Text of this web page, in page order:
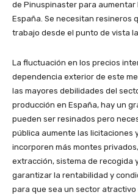
de Pinuspinaster para aumentar
España. Se necesitan resineros
trabajo desde el punto de vista
La fluctuación en los precios
dependencia exterior de este
las mayores debilidades del
producción en España, hay un
pueden ser resinados pero
pública aumente las licitaciones
incorporen más montes
extracción, sistema de recogida
garantizar la rentabilidad y
para que sea un sector